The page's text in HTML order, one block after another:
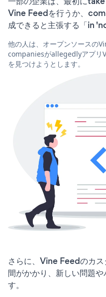
Vine Feedを行うか、
成できると主張する「in
他の人は、オープンソースの
companiesがallegedlyアプリ
を見つけようとします。
さらに、Vine Feedのカ
間がかかり、新しい問題
す。